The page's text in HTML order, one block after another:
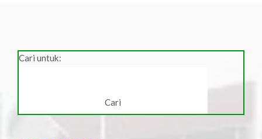
Cari untuk: